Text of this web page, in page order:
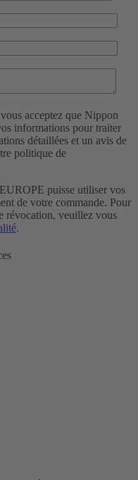
acceptez que Nippon
informations pour traiter
détaillées et un avis de
politique de
puisse utiliser vos
de votre commande. Pour
révocation, veuillez vous
.